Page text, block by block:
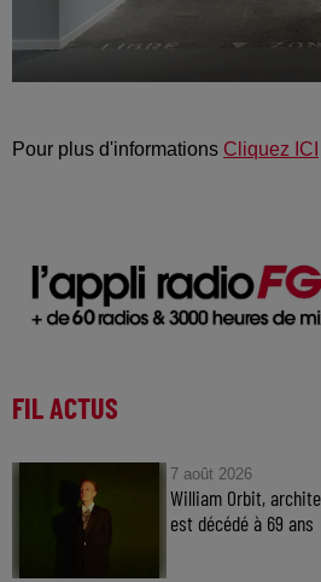
Pour plus d'informations Cliquez ICI
FIL ACTUS
7 août 2026
William Orbit,
est décédé à 69 ans